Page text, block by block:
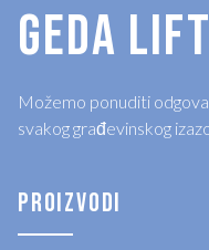
GEDA
Možemo ponuditi
svakog građevinskog
PROIZVODI